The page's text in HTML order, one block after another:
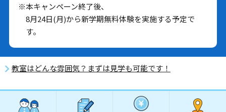
※本キャンペーン終了後、
8月24日(月)から新学期無料体験を実施する予定で
す。
教室はどんな雰囲気？まずは見学も可能です！